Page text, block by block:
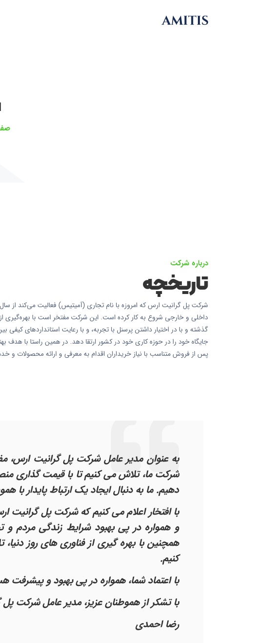
درباره شرکت
تاریخچه
گذشته و با در اختیار داشتن پرسنل با تجربه، و با رعایت استاندارد‌های کیفی
جایگاه خود را در حوزه کاری خود در کشور ارتقا دهد. در همین راستا با
پس از فروش متناسب با نیاز خریداران اقدام به معرفی و ارائه محصولات و
به عنوان مدیر عامل شرکت پل گرانیت ارس،
شرکت ما، تلاش می کنیم تا با قیمت گذاری
دهیم. ما به دنبال ایجاد یک ارتباط
با افتخار اعلام می کنیم که شرکت پل
و همواره در پی بهبود شرایط زندگی مردم و
همچنین با بهره گیری از فناوری های روز
کنیم.
با اعتماد شما، همواره در پی بهبود و پیشرفت
با تشکر از هموطنان عزیز، مدیر عامل شرکت
رضا احمدی